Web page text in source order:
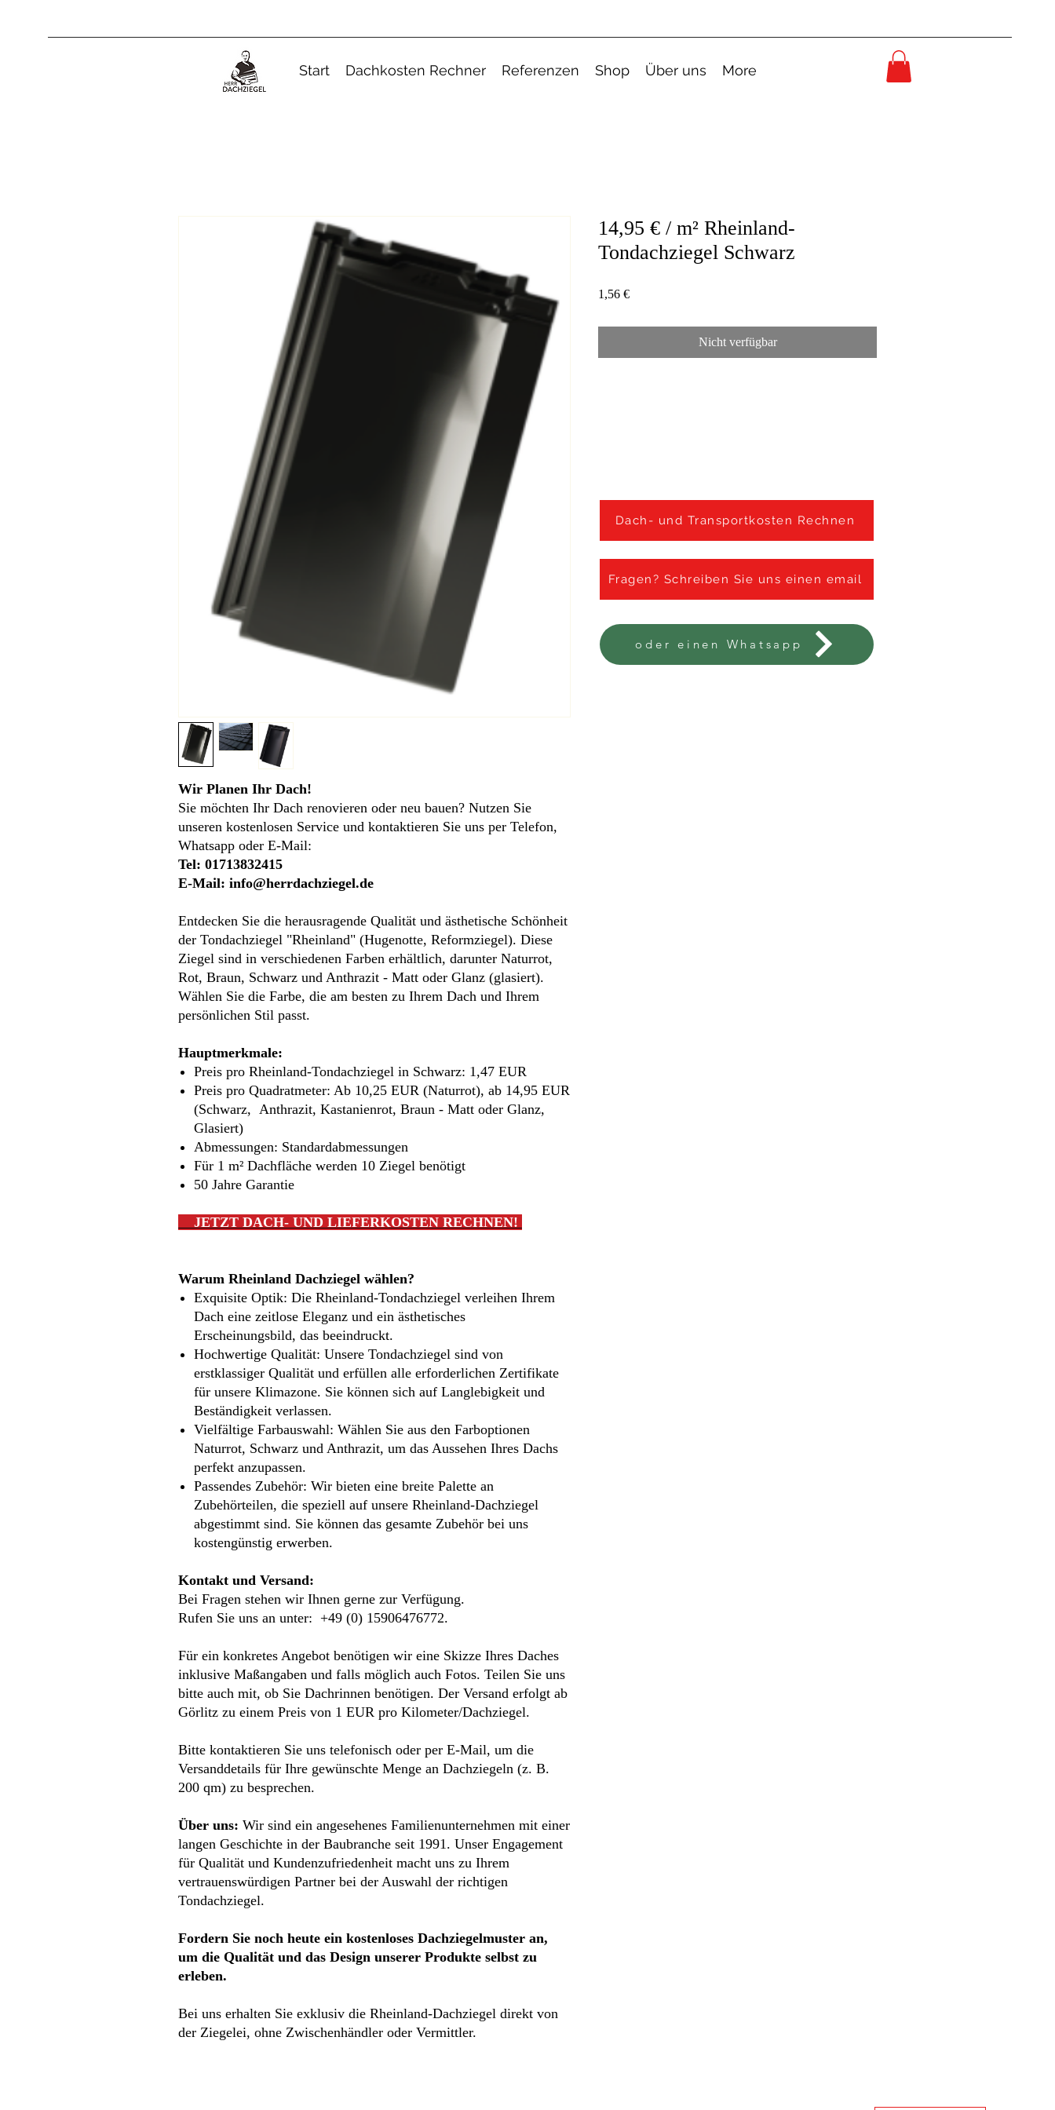
â
–¡
Start Dachkosten Rechner Referenzen Shop Über uns More
Wir Planen Ihr Dach!
Sie möchten Ihr Dach renovieren oder neu bauen? Nutzen Sie
unseren kostenlosen Service und kontaktieren Sie uns per Telefon,
Whatsapp oder E-Mail:
Tel: 01713832415
E-Mail: info@herrdachziegel.de
Entdecken Sie die herausragende Qualität und ästhetische Schönheit
der Tondachziegel "Rheinland" (Hugenotte, Reformziegel). Diese
Ziegel sind in verschiedenen Farben erhältlich, darunter Naturrot,
Rot, Braun, Schwarz und Anthrazit - Matt oder Glanz (glasiert).
Wählen Sie die Farbe, die am besten zu Ihrem Dach und Ihrem
persönlichen Stil passt.
Hauptmerkmale:
Preis pro Rheinland-Tondachziegel in Schwarz: 1,47 EUR
Preis pro Quadratmeter: Ab 10,25 EUR (Naturrot), ab 14,95 EUR
(Schwarz, Anthrazit, Kastanienrot, Braun - Matt oder Glanz,
Glasiert)
Abmessungen: Standardabmessungen
Für 1 m² Dachfläche werden 10 Ziegel benötigt
50 Jahre Garantie
JETZT DACH- UND LIEFERKOSTEN RECHNEN!
Warum Rheinland Dachziegel wählen?
Exquisite Optik: Die Rheinland-Tondachziegel verleihen Ihrem
Dach eine zeitlose Eleganz und ein ästhetisches
Erscheinungsbild, das beeindruckt.
Hochwertige Qualität: Unsere Tondachziegel sind von
erstklassiger Qualität und erfüllen alle erforderlichen Zertifikate
für unsere Klimazone. Sie können sich auf Langlebigkeit und
Beständigkeit verlassen.
Vielfältige Farbauswahl: Wählen Sie aus den Farboptionen
Naturrot, Schwarz und Anthrazit, um das Aussehen Ihres Dachs
perfekt anzupassen.
Passendes Zubehör: Wir bieten eine breite Palette an
Zubehörteilen, die speziell auf unsere Rheinland-Dachziegel
abgestimmt sind. Sie können das gesamte Zubehör bei uns
kostengünstig erwerben.
Kontakt und Versand:
Bei Fragen stehen wir Ihnen gerne zur Verfügung.
Rufen Sie uns an unter: +49 (0) 15906476772.
Für ein konkretes Angebot benötigen wir eine Skizze Ihres Daches
inklusive Maßangaben und falls möglich auch Fotos. Teilen Sie uns
bitte auch mit, ob Sie Dachrinnen benötigen. Der Versand erfolgt ab
Görlitz zu einem Preis von 1 EUR pro Kilometer/Dachziegel.
Bitte kontaktieren Sie uns telefonisch oder per E-Mail, um die
Versanddetails für Ihre gewünschte Menge an Dachziegeln (z. B.
200 qm) zu besprechen.
Über uns: Wir sind ein angesehenes Familienunternehmen mit einer
langen Geschichte in der Baubranche seit 1991. Unser Engagement
für Qualität und Kundenzufriedenheit macht uns zu Ihrem
vertrauenswürdigen Partner bei der Auswahl der richtigen
Tondachziegel.
Fordern Sie noch heute ein kostenloses Dachziegelmuster an,
um die Qualität und das Design unserer Produkte selbst zu
erleben.
Bei uns erhalten Sie exklusiv die Rheinland-Dachziegel direkt von
der Ziegelei, ohne Zwischenhändler oder Vermittler.
14,95 € / m² Rheinland-
Tondachziegel Schwarz
1,56 €Preis
Nicht verfügbar
Dach- und Transportkosten Rechnen
Fragen? Schreiben Sie uns einen email
oder einen Whatsapp